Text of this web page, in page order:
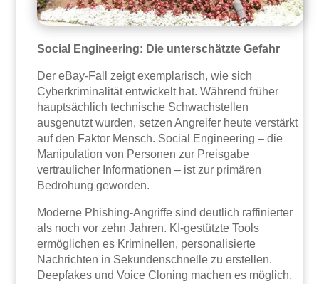
Social Engineering: Die unterschätzte Gefahr
Der eBay-Fall zeigt exemplarisch, wie sich
Cyberkriminalität entwickelt hat. Während früher
hauptsächlich technische Schwachstellen
ausgenutzt wurden, setzen Angreifer heute verstärkt
auf den Faktor Mensch. Social Engineering – die
Manipulation von Personen zur Preisgabe
vertraulicher Informationen – ist zur primären
Bedrohung geworden.
Moderne Phishing-Angriffe sind deutlich raffinierter
als noch vor zehn Jahren. KI-gestützte Tools
ermöglichen es Kriminellen, personalisierte
Nachrichten in Sekundenschnelle zu erstellen.
Deepfakes und Voice Cloning machen es möglich,